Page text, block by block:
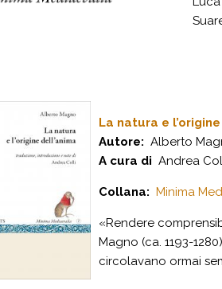
La natura e
Autore: Alberto
A cura di Andrea
Collana: Minima
«Rendere
Magno (ca. 1193-
circolavano ormai